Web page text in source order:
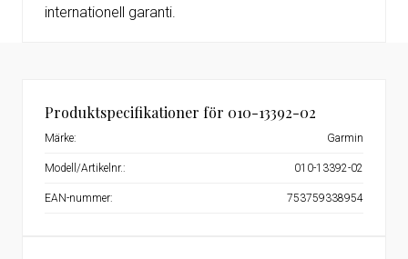
internationell garanti.
Produktspecifikationer för 010-13392-02
Märke: Garmin
Modell/Artikelnr.: 010-13392-02
EAN-nummer: 753759338954